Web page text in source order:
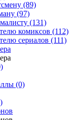
(89)
(97)
(131)
комиксов (112)
сериалов (111)
(0)